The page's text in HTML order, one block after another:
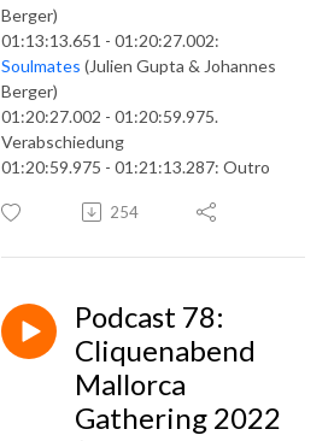
Berger)
01:13:13.651 - 01:20:27.002:
Soulmates (Julien Gupta & Johannes
Berger)
01:20:27.002 - 01:20:59.975.
Verabschiedung
01:20:59.975 - 01:21:13.287: Outro
254
Podcast 78:
Cliquenabend
Mallorca
Gathering 2022